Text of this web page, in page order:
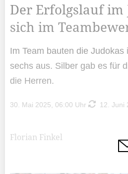
Der Erfolgslauf im
sich im
Im Team bauten die
sechs aus. Silber gab es für
die Herren.
30. Mai 2025, 06:00 Uhr 12. Juni
Florian Finkel